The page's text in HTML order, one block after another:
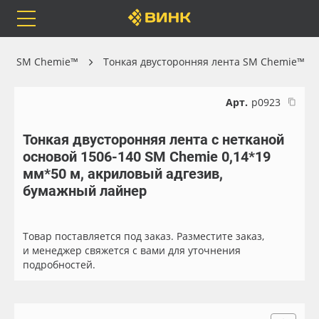
Каталог
Orafol
Доставка
Весь каталог
Рулонные материалы
Листовые материалы
SM Chemie™ Тонкая двусторонняя лента SM Chemie™
Арт. р0923
Тонкая двусторонняя лента с нетканой
основой 1506-140 SM Chemie 0,14*19
мм*50 м, акриловый адгезив,
бумажный лайнер
Товар поставляется под заказ. Разместите заказ,
и менеджер свяжется с вами для уточнения
подробностей.